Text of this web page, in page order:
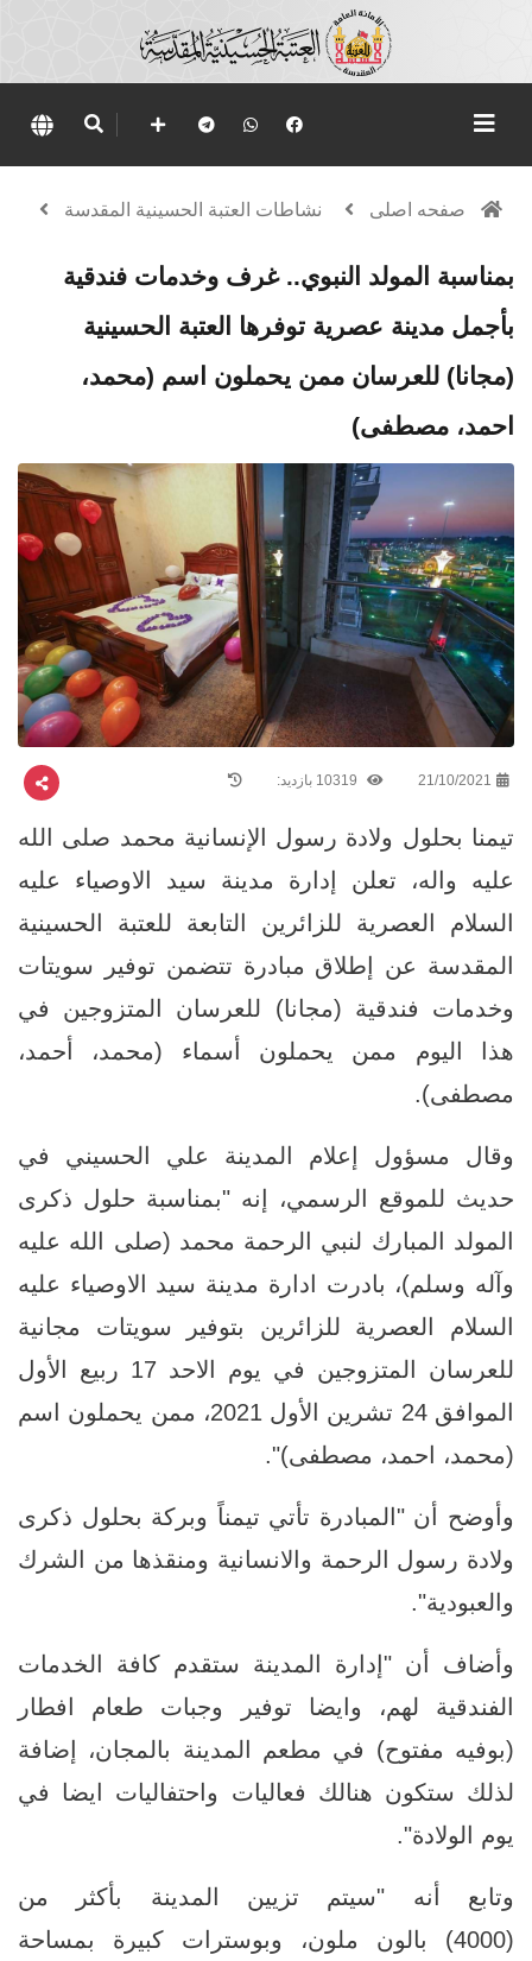
صفحه اصلی نشاطات العتبة الحسينية المقدسة
بمناسبة المولد النبوي.. غرف وخدمات فندقية
بأجمل مدينة عصرية توفرها العتبة الحسينية
(مجانا) للعرسان ممن يحملون اسم (محمد،
احمد، مصطفى)
21/10/2021
تيمنا بحلول ولادة رسول الإنسانية محمد صلى الله
عليه واله، تعلن إدارة مدينة سيد الاوصياء عليه
السلام العصرية للزائرين التابعة للعتبة الحسينية
المقدسة عن إطلاق مبادرة تتضمن توفير سويتات
وخدمات فندقية (مجانا) للعرسان المتزوجين في
هذا اليوم ممن يحملون أسماء (محمد، أحمد،
مصطفى).
وقال مسؤول إعلام المدينة علي الحسيني في
حديث للموقع الرسمي، إنه "بمناسبة حلول ذكرى
المولد المبارك لنبي الرحمة محمد (صلى الله عليه
وآله وسلم)، بادرت ادارة مدينة سيد الاوصياء عليه
السلام العصرية للزائرين بتوفير سويتات مجانية
للعرسان المتزوجين في يوم الاحد 17 ربيع الأول
الموافق 24 تشرين الأول 2021، ممن يحملون اسم
(محمد، احمد، مصطفى)".
وأوضح أن "المبادرة تأتي تيمناً وبركة بحلول ذكرى
ولادة رسول الرحمة والانسانية ومنقذها من الشرك
والعبودية".
وأضاف أن "إدارة المدينة ستقدم كافة الخدمات
الفندقية لهم، وايضا توفير وجبات طعام افطار
(بوفيه مفتوح) في مطعم المدينة بالمجان، إضافة
لذلك ستكون هنالك فعاليات واحتفاليات ايضا في
يوم الولادة".
وتابع أنه "سيتم تزيين المدينة بأكثر من
(4000) بالون ملون، وبوسترات كبيرة بمساحة